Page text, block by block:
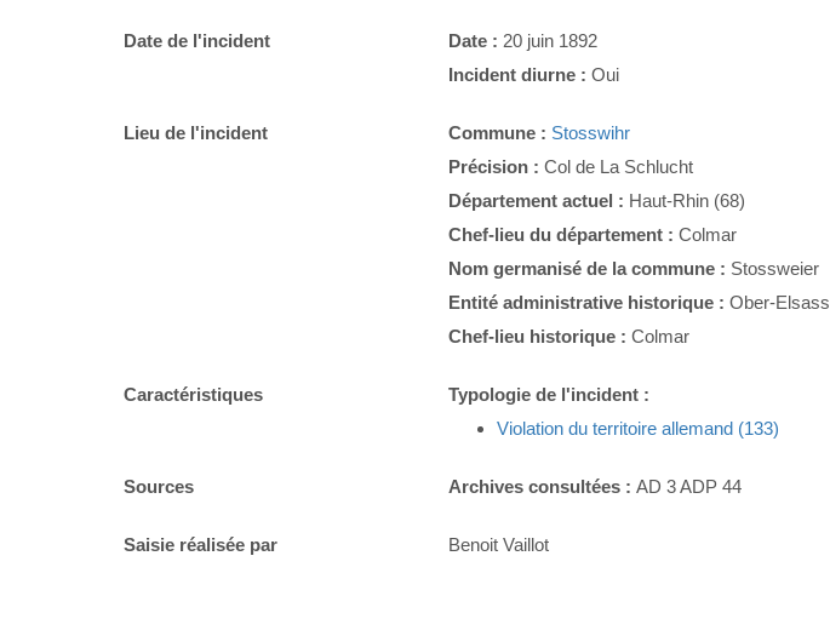
Date de l'incident Date : 20 juin 1892
Incident diurne :Oui
Lieu de l'incident Commune : Stosswihr
Précision :Col de La Schlucht
Département actuel : Haut-Rhin (68)
Chef-lieu du département :Colmar
Nom germanisé de la commune : Stossweier
Entité administrative historique :Ober-Elsass
Chef-lieu historique :Colmar
Caractéristiques
Typologie de l'incident :
Violation du territoire allemand (133)
Sources Archives consultées :AD 3 ADP 44
Saisie réalisée par Benoit Vaillot